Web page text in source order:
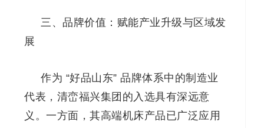
三、品牌价值：赋能产业升级与区域发
展
作为 “好品山东” 品牌体系中的制造业
代表，清峦福兴集团的入选具有深远意
义。一方面，其高端机床产品已广泛应用